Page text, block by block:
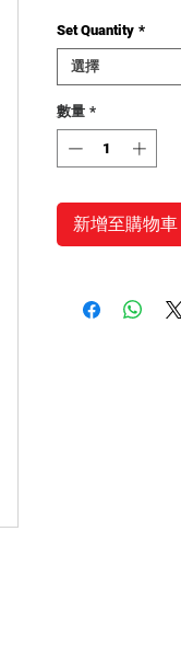
Set Quantity *
選擇
數量 *
新增至購物車